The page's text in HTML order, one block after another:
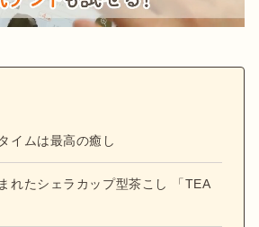
イムは最高の癒し
れたシェラカップ型茶こし 「TEA